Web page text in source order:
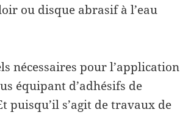
ou disque abrasif à l’eau
nécessaires pour l’application
équipant d’adhésifs de
s’agit de travaux de